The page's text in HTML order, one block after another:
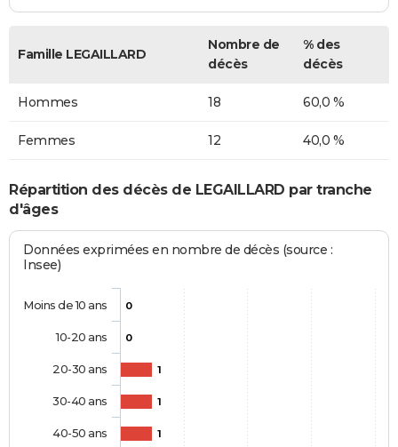
Famille LEGAILLARD
Nombre de
décès
% des
décès
Hommes 18 60,0 %
Femmes 12 40,0 %
Répartition des décès de LEGAILLARD par tranche
d'âges
Données exprimées en nombre de décès (source :
Insee)
0
0
1
1
1
Moins de 10 ans
10-20 ans
20-30 ans
30-40 ans
40-50 ans